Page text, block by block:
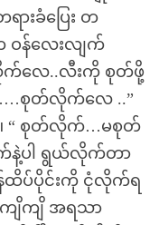
းခံပြေး တ
န်လေးလျက်
က်လေ..လီးကို စုတ်ဖို့
……စုတ်လိုက်လေ ..”
“ စုတ်လိုက်…မစုတ်
နဲ့ပါ ရွယ်လိုက်တာ
ထိပ်ပိုင်းကို ငုံလိုက်ရ
ျိကျိ အရသာ